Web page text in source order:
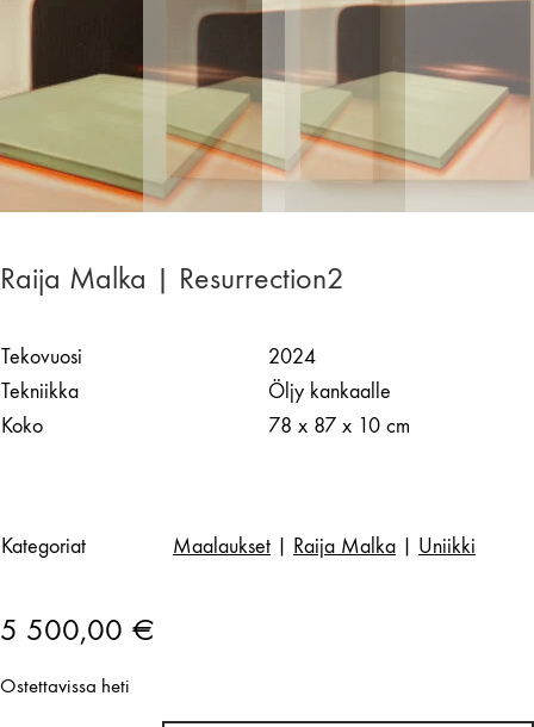
Raija Malka | Resurrection2
Tekovuosi
2024
Tekniikka
Öljy kankaalle
Koko
78 x 87 x 10 cm
Kategoriat Maalaukset Raija Malka Uniikki
5 500,00 €
Ostettavissa heti